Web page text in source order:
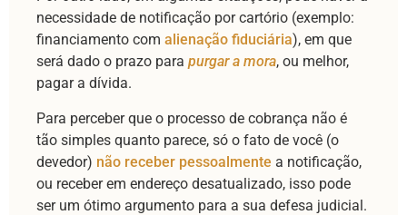
necessidade de notificação por cartório (exemplo:
financiamento com alienação fiduciária), em que
será dado o prazo para purgar a mora, ou melhor,
pagar a dívida.
Para perceber que o processo de cobrança não é
tão simples quanto parece, só o fato de você (o
devedor) não receber pessoalmente a notificação,
ou receber em endereço desatualizado, isso pode
ser um ótimo argumento para a sua defesa judicial.